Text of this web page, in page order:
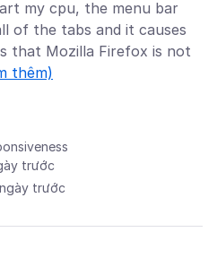
my cpu, the menu bar
of the tabs and it causes
that Mozilla Firefox is not
thêm)
trước
trước